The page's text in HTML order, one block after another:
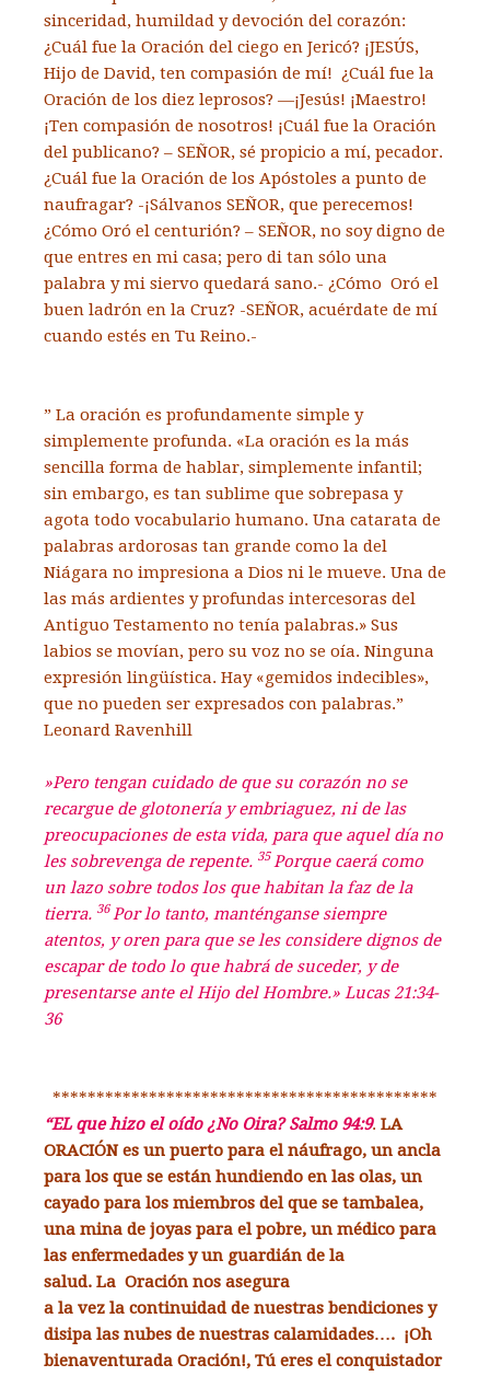
sinceridad, humildad y devoción del corazón:
¿Cuál fue la Oración del ciego en Jericó? ¡JESÚS,
Hijo de David, ten compasión de mí! ¿Cuál fue la
Oración de los diez leprosos? —¡Jesús! ¡Maestro!
¡Ten compasión de nosotros! ¡Cuál fue la Oración
del publicano? – SEÑOR, sé propicio a mí, pecador.
¿Cuál fue la Oración de los Apóstoles a punto de
naufragar? -¡Sálvanos SEÑOR, que perecemos!
¿Cómo Oró el centurión? – SEÑOR, no soy digno de
que entres en mi casa; pero di tan sólo una
palabra y mi siervo quedará sano.- ¿Cómo Oró el
buen ladrón en la Cruz? -SEÑOR, acuérdate de mí
cuando estés en Tu Reino.-
” La oración es profundamente simple y
simplemente profunda. «La oración es la más
sencilla forma de hablar, simplemente infantil;
sin embargo, es tan sublime que sobrepasa y
agota todo vocabulario humano. Una catarata de
palabras ardorosas tan grande como la del
Niágara no impresiona a Dios ni le mueve. Una de
las más ardientes y profundas intercesoras del
Antiguo Testamento no tenía palabras.» Sus
labios se movían, pero su voz no se oía. Ninguna
expresión lingüística. Hay «gemidos indecibles»,
que no pueden ser expresados con palabras.”
Leonard Ravenhill
»Pero tengan cuidado de que su corazón no se
recargue de glotonería y embriaguez, ni de las
preocupaciones de esta vida, para que aquel día no
les sobrevenga de repente. 35Porque caerá como
un lazo sobre todos los que habitan la faz de la
tierra. 36Por lo tanto, manténganse siempre
atentos, y oren para que se les considere dignos de
escapar de todo lo que habrá de suceder, y de
presentarse ante el Hijo del Hombre.» Lucas 21:34-
36
********************************************
“EL que hizo el oído ¿No Oira? Salmo 94:9. LA
ORACIÓN es un puerto para el náufrago, un ancla
para los que se están hundiendo en las olas, un
cayado para los miembros del que se tambalea,
una mina de joyas para el pobre, un médico para
las enfermedades y un guardián de la
salud. La Oración nos asegura
a la vez la continuidad de nuestras bendiciones y
disipa las nubes de nuestras calamidades…. ¡Oh
bienaventurada Oración!, Tú eres el conquistador